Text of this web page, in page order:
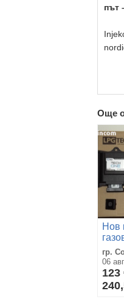
път
Още
Нов
LPG
гр.
06
123